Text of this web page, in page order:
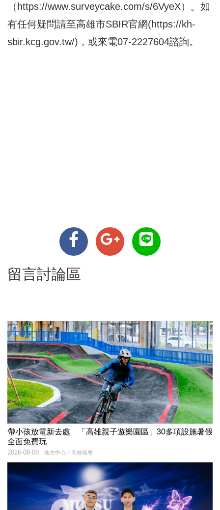
（ https://www.surveycake.com/s/6VyeX）。如
有任何疑問請至高雄市SBIR官網(https://kh-
sbir.kcg.gov.tw/)，或來電07-2227604諮詢。
留言討論區
帶小孩放電新去處 「高雄親子遊樂園區」30多項設施暑假
全面免費玩
地方中心／高雄報導
2026-08-08